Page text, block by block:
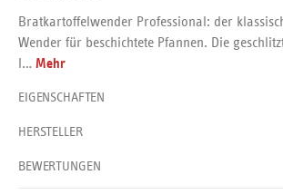
Bratkartoffelwender Professional: der
Wender für beschichtete Pfannen. Die
l… Mehr
EIGENSCHAFTEN
HERSTELLER
BEWERTUNGEN